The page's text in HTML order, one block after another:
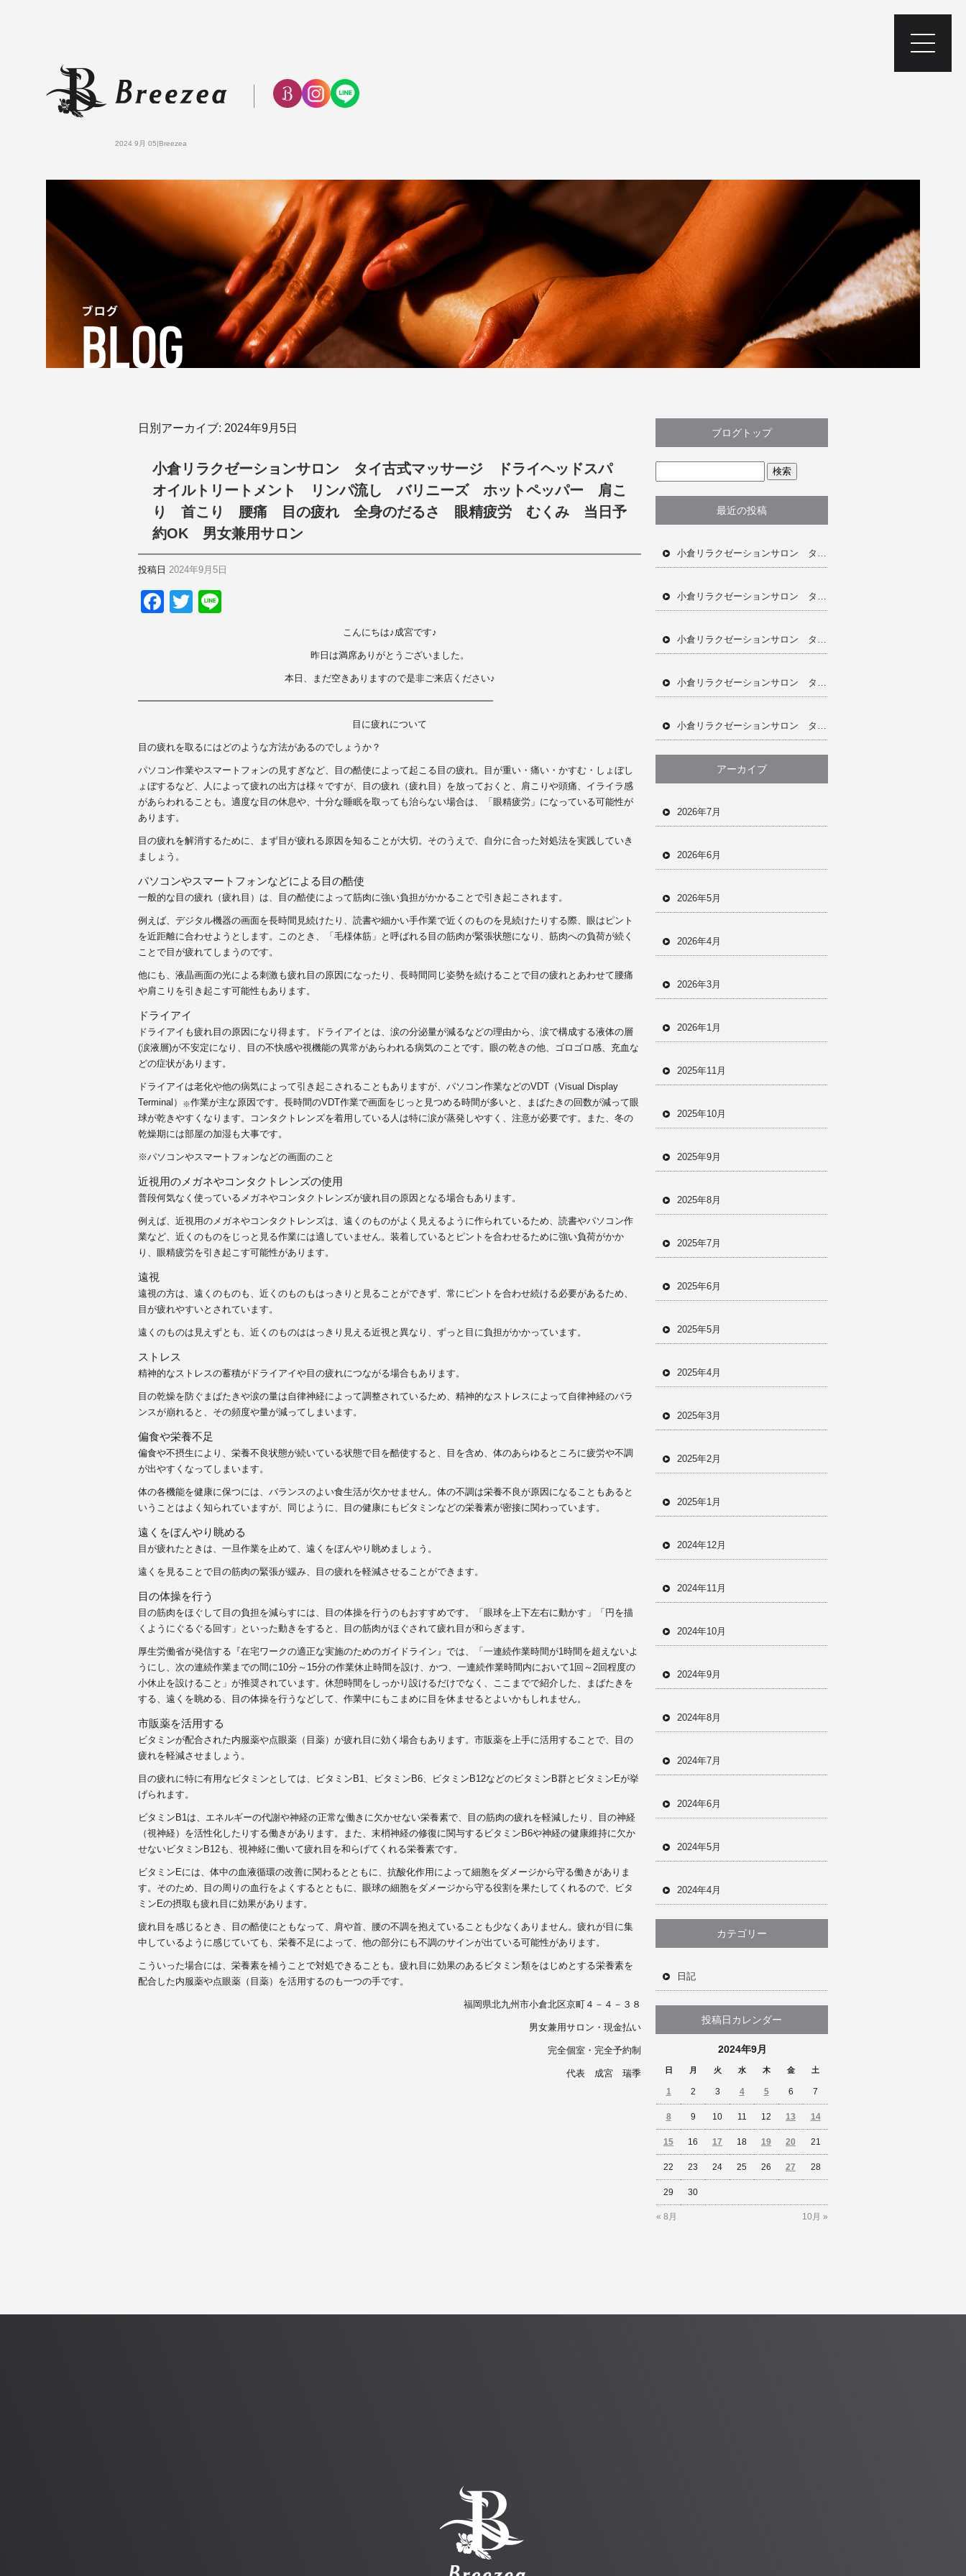
2024 9月 05|Breezea
日別アーカイブ: 2024年9月5日
小倉リラクゼーションサロン タイ古式マッサージ ドライヘッドスパ
オイルトリートメント リンパ流し バリニーズ ホットペッパー 肩こ
り 首こり 腰痛 目の疲れ 全身のだるさ 眼精疲労 むくみ 当日予
約OK 男女兼用サロン
投稿日 2024年9月5日
F
b
o
k
T
こんにちは♪成宮です♪
昨日は満席ありがとうございました。
本日、まだ空きありますので是非ご来店ください♪
━━━━━━━━━━━━━━━━━━━━━━━━━━━━━━━━━━━━━━
目に疲れについて
目の疲れを取るにはどのような方法があるのでしょうか？
パソコン作業やスマートフォンの見すぎなど、目の酷使によって起こる目の疲れ。目が重い・痛い・かすむ・しょぼし
ょぼするなど、人によって疲れの出方は様々ですが、目の疲れ（疲れ目）を放っておくと、肩こりや頭痛、イライラ感
があらわれることも。適度な目の休息や、十分な睡眠を取っても治らない場合は、「眼精疲労」になっている可能性が
あります。
目の疲れを解消するために、まず目が疲れる原因を知ることが大切。そのうえで、自分に合った対処法を実践していき
ましょう。
パソコンやスマートフォンなどによる目の酷使
一般的な目の疲れ（疲れ目）は、目の酷使によって筋肉に強い負担がかかることで引き起こされます。
例えば、デジタル機器の画面を長時間見続けたり、読書や細かい手作業で近くのものを見続けたりする際、眼はピント
を近距離に合わせようとします。このとき、「毛様体筋」と呼ばれる目の筋肉が緊張状態になり、筋肉への負荷が続く
ことで目が疲れてしまうのです。
他にも、液晶画面の光による刺激も疲れ目の原因になったり、長時間同じ姿勢を続けることで目の疲れとあわせて腰痛
や肩こりを引き起こす可能性もあります。
ドライアイ
ドライアイも疲れ目の原因になり得ます。ドライアイとは、涙の分泌量が減るなどの理由から、涙で構成する液体の層
(涙液層)が不安定になり、目の不快感や視機能の異常があらわれる病気のことです。眼の乾きの他、ゴロゴロ感、充血な
どの症状があります。
ドライアイは老化や他の病気によって引き起こされることもありますが、パソコン作業などのVDT（Visual Display
Terminal）
※作業が主な原因です。長時間のVDT作業で画面をじっと見つめる時間が多いと、まばたきの回数が減って眼
球が乾きやすくなります。コンタクトレンズを着用している人は特に涙が蒸発しやすく、注意が必要です。また、冬の
乾燥期には部屋の加湿も大事です。
※パソコンやスマートフォンなどの画面のこと
近視用のメガネやコンタクトレンズの使用
普段何気なく使っているメガネやコンタクトレンズが疲れ目の原因となる場合もあります。
例えば、近視用のメガネやコンタクトレンズは、遠くのものがよく見えるように作られているため、読書やパソコン作
業など、近くのものをじっと見る作業には適していません。装着しているとピントを合わせるために強い負荷がかか
り、眼精疲労を引き起こす可能性があります。
遠視
遠視の方は、遠くのものも、近くのものもはっきりと見ることができず、常にピントを合わせ続ける必要があるため、
目が疲れやすいとされています。
遠くのものは見えずとも、近くのものははっきり見える近視と異なり、ずっと目に負担がかかっています。
ストレス
精神的なストレスの蓄積がドライアイや目の疲れにつながる場合もあります。
目の乾燥を防ぐまばたきや涙の量は自律神経によって調整されているため、精神的なストレスによって自律神経のバラ
ンスが崩れると、その頻度や量が減ってしまいます。
偏食や栄養不足
偏食や不摂生により、栄養不良状態が続いている状態で目を酷使すると、目を含め、体のあらゆるところに疲労や不調
が出やすくなってしまいます。
体の各機能を健康に保つには、バランスのよい食生活が欠かせません。体の不調は栄養不良が原因になることもあると
いうことはよく知られていますが、同じように、目の健康にもビタミンなどの栄養素が密接に関わっています。
遠くをぼんやり眺める
目が疲れたときは、一旦作業を止めて、遠くをぼんやり眺めましょう。
遠くを見ることで目の筋肉の緊張が緩み、目の疲れを軽減させることができます。
目の体操を行う
目の筋肉をほぐして目の負担を減らすには、目の体操を行うのもおすすめです。「眼球を上下左右に動かす」「円を描
くようにぐるぐる回す」といった動きをすると、目の筋肉がほぐされて疲れ目が和らぎます。
厚生労働省が発信する『在宅ワークの適正な実施のためのガイドライン』では、「一連続作業時間が1時間を超えないよ
うにし、次の連続作業までの間に10分～15分の作業休止時間を設け、かつ、一連続作業時間内において1回～2回程度の
小休止を設けること」が推奨されています。休憩時間をしっかり設けるだけでなく、ここまでで紹介した、まばたきを
する、遠くを眺める、目の体操を行うなどして、作業中にもこまめに目を休ませるとよいかもしれません。
市販薬を活用する
ビタミンが配合された内服薬や点眼薬（目薬）が疲れ目に効く場合もあります。市販薬を上手に活用することで、目の
疲れを軽減させましょう。
目の疲れに特に有用なビタミンとしては、ビタミンB1 、ビタミンB6 、ビタミンB12などのビタミンB群とビタミンEが挙
げられます。
ビタミンB1 は、エネルギーの代謝や神経の正常な働きに欠かせない栄養素で、目の筋肉の疲れを軽減したり、目の神経
（視神経）を活性化したりする働きがあります。また、末梢神経の修復に関与するビタミンB6や神経の健康維持に欠か
せないビタミンB12も、視神経に働いて疲れ目を和らげてくれる栄養素です。
ビタミンEには、体中の血液循環の改善に関わるとともに、抗酸化作用によって細胞をダメージから守る働きがありま
す。そのため、目の周りの血行をよくするとともに、眼球の細胞をダメージから守る役割を果たしてくれるので、ビタ
ミンEの摂取も疲れ目に効果があります。
疲れ目を感じるとき、目の酷使にともなって、肩や首、腰の不調を抱えていることも少なくありません。疲れが目に集
中しているように感じていても、栄養不足によって、他の部分にも不調のサインが出ている可能性があります。
こういった場合には、栄養素を補うことで対処できることも。疲れ目に効果のあるビタミン類をはじめとする栄養素を
配合した内服薬や点眼薬（目薬）を活用するのも一つの手です。
福岡県北九州市小倉北区京町４－４－３８
男女兼用サロン・現金払い
完全個室・完全予約制
代表 成宮 瑞季
ブログトップ
最近の投稿
小倉リラクゼーションサロン タイ古式マッサージ ドライヘッドスパ オイルトリートメント フェイシャル ジェリーマスク アロマオイル リンパ流し 当日予約OK 完全個室 完全予約制 ホットペッパー 深夜営業プライベート空間
小倉リラクゼーションサロン タイ古式マッサージ ドライヘッドスパ オイルトリートメント フェイシャル ジェリーマスク 肩こり 首凝り 当日予約OK ホットペッパー 完全個室 完全予約制
小倉リラクゼーションサロン タイ古式マッサージ ドライヘッドスパ オイルトリートメント アロマオイル フェイシャル ジェリーマスク 肩こり 首凝り 全身疲労 むくみ ホットペッパー 完全個室 完全予約制
小倉リラクゼーションサロン タイ古式マッサージ ドライヘッドスパ オイルトリートメント アロマオイル フェイシャル ジェリーマスク 完全個室 完全予約制 男女兼用サロン 当日予約OK ホットペッパー
小倉リラクゼーションサロン タイ古式マッサージ ドライヘッドスパ オイルトリートメント フェイシャルメニュー ジェリーマスク 肩こり 首凝り 腰痛 全身疲労 眼精疲労 ホットペッパー 完全個室 完全予約制
アーカイブ
2026年7月
2026年6月
2026年5月
2026年4月
2026年3月
2026年1月
2025年11月
2025年10月
2025年9月
2025年8月
2025年7月
2025年6月
2025年5月
2025年4月
2025年3月
2025年2月
2025年1月
2024年12月
2024年11月
2024年10月
2024年9月
2024年8月
2024年7月
2024年6月
2024年5月
2024年4月
カテゴリー
日記
投稿日カレンダー
2024年9月
日 月 火 水 木 金 土
« 8月 10月 »
1 2 3 4 5 6 7
8 9 10 11 12 13 14
15 16 17 18 19 20 21
22 23 24 25 26 27 28
29 30